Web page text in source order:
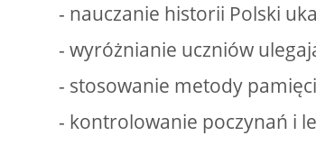
- nauczanie historii Polski
- wyróżnianie uczniów
- stosowanie metody
- kontrolowanie poczynań i